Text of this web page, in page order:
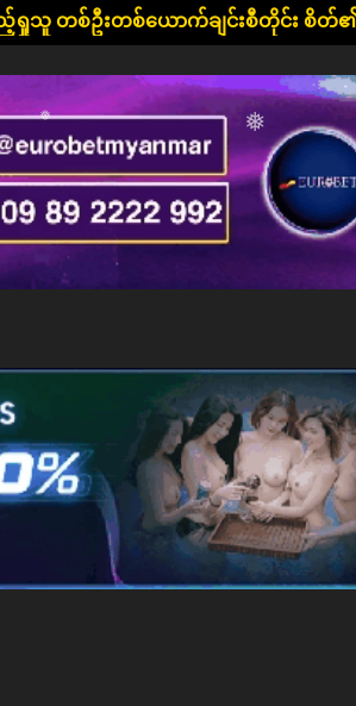
❅
❅
ချင်းစီတိုင်း စိတ်၏ချမ်းသာခြင်း၊ ကိုယ်